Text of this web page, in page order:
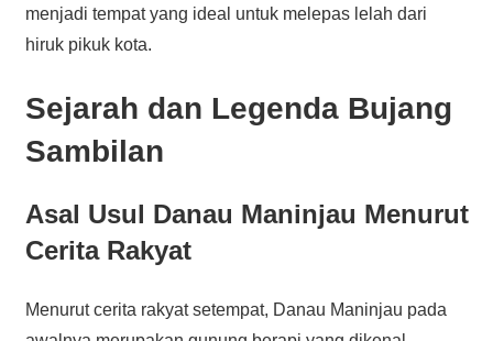
menjadi tempat yang ideal untuk melepas lelah dari
hiruk pikuk kota.
Sejarah dan Legenda Bujang
Sambilan
Asal Usul Danau Maninjau Menurut
Cerita Rakyat
Menurut cerita rakyat setempat, Danau Maninjau pada